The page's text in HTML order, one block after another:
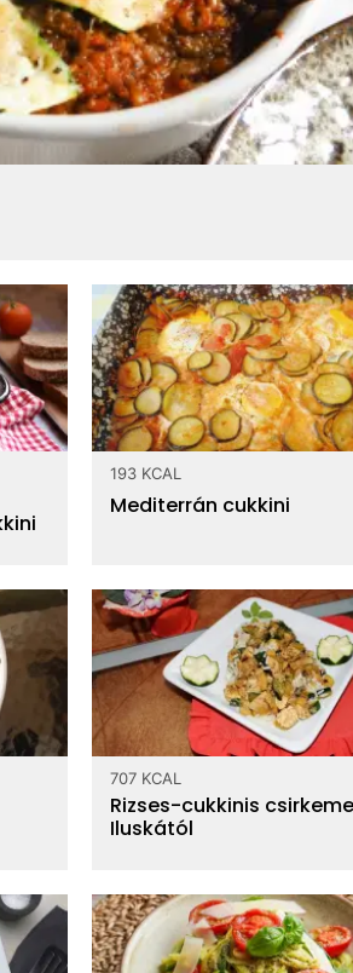
193 KCAL
Mediterrán cukkini
707 KCAL
Rizses-cukkinis
Iluskától